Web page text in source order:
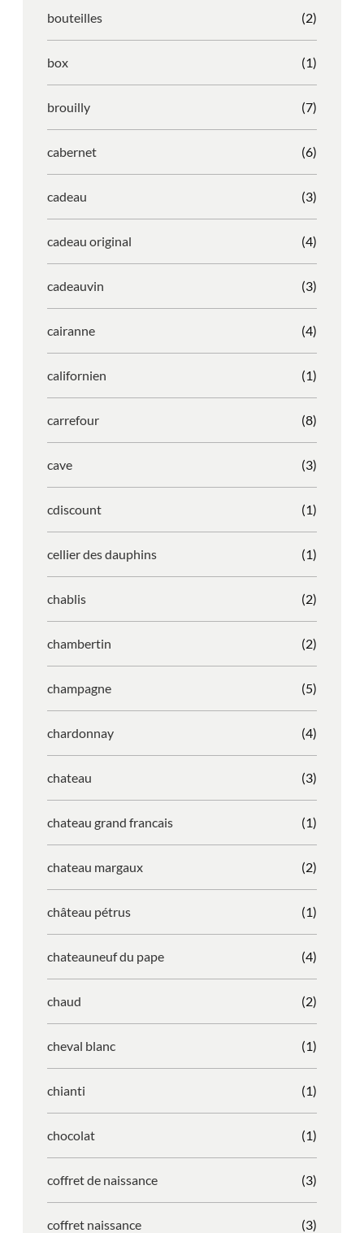
bouteilles (2)
box (1)
brouilly (7)
cabernet (6)
cadeau (3)
cadeau original (4)
cadeauvin (3)
cairanne (4)
californien (1)
carrefour (8)
cave (3)
cdiscount (1)
cellier des dauphins (1)
chablis (2)
chambertin (2)
champagne (5)
chardonnay (4)
chateau (3)
chateau grand francais (1)
chateau margaux (2)
château pétrus (1)
chateauneuf du pape (4)
chaud (2)
cheval blanc (1)
chianti (1)
chocolat (1)
coffret de naissance (3)
coffret naissance (3)